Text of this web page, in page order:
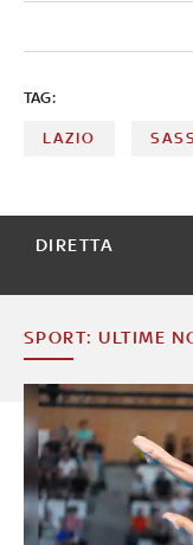
TAG:
LAZIO
DIRETTA
SPORT: ULTIME